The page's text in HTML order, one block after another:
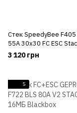
Стек SpeedyBee F405
55A 30x30 FC ESC
8 дюймового дрона
3 120 грн
5